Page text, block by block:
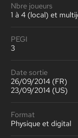
Nbre joueurs
1 à 4 (local) et
PEGI
3
Date sortie
26/09/2014 (FR)
23/09/2014 (US)
Format
Physique et digital